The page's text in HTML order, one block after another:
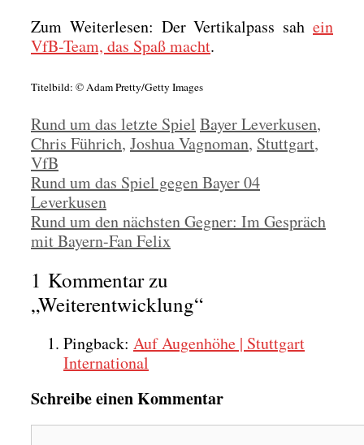
Zum Wei­ter­le­sen: Der Ver­ti­kal­pass sah ein
VfB-Team, das Spaß macht.
Titel­bild: © Adam Pretty/Getty Images
Kategorien
Rund um das letzte Spiel Schlagwörter
Bayer Leverkusen,
Chris Führich, Joshua Vagnoman, Stuttgart,
VfB
Rund um das Spiel gegen Bayer 04
Leverkusen
Rund um den nächsten Gegner: Im Gespräch
mit Bayern-Fan Felix
1 Kommentar zu
„Weiterentwicklung“
Pingback: Auf Augenhöhe | Stuttgart
International
Schreibe einen Kommentar
Kommentar